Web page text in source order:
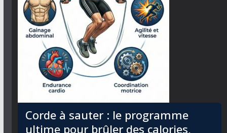
Corde à sauter : le programme
ultime pour brûler des calories,